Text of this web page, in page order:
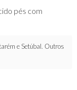
pés com
e Setúbal. Outros